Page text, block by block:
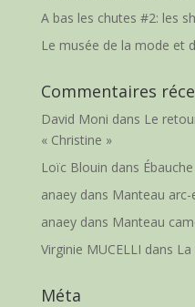
A bas les chutes #2: les
Le musée de la mode et
Commentaires
David Moni dans Le
« Christine »
Loïc Blouin dans
anaeydans Manteau arc-
anaeydans Manteau
Virginie MUCELLI dans
Méta